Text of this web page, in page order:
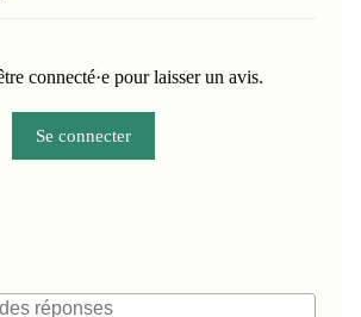
connecté·e pour laisser un avis.
Se connecter